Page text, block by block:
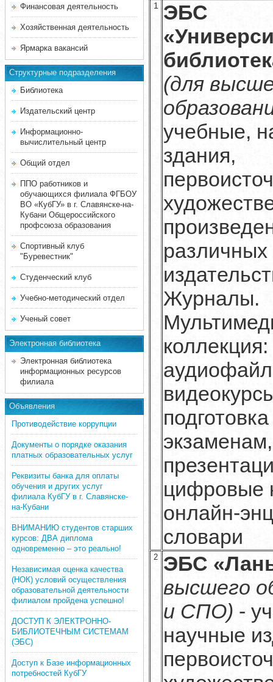
Финансовая деятельность
Хозяйственная деятельность
Ярмарка вакансий
Структурные подразделения
Библиотека
Издательский центр
Информационно-
вычислительный центр
Общий отдел
ППО работников и
обучающихся филиала ФГБОУ
ВО «КубГУ» в г. Славянске-на-
Кубани Общероссийского
профсоюза образования
Спортивный клуб
"Буревестник"
Студенческий клуб
Учебно-методический отдел
Ученый совет
Электронная библиотека
Электронная библиотека
информационных ресурсов
филиала
Объявления
Противодействие коррупции
Документы о порядке оказания
платных образовательных услуг
Реквизиты банка для оплаты
обучения и других услуг
филиала КубГУ в г. Славянске-
на-Кубани
ВНИМАНИЮ студентов старших
курсов: ДВА диплома
одновременно – это реально!
Независимая оценка качества
(НОК) условий осуществления
образовательной деятельности
филиалом пройдена успешно!
ДОСТУП К ЭЛЕКТРОННО-
БИБЛИОТЕЧНЫМ СИСТЕМАМ
(ЭБС)
Доступ к Базе информационных
потребностей КубГУ
1
ЭБС
(для
учебные,
здания,
различных
Журналы.
подготовка
экзаменам,
цифровые
онлайн-
словари
2
ЭБС
высшего
и СПО) -
научные